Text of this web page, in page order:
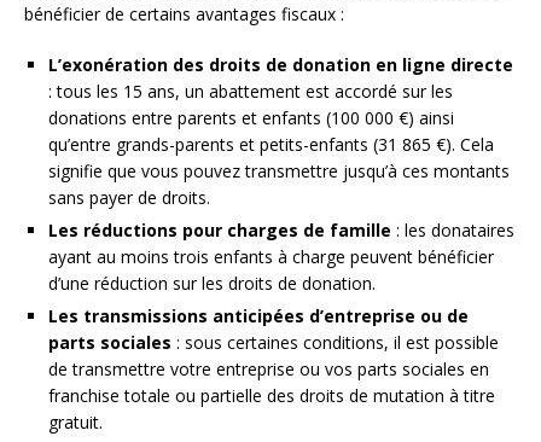
bénéficier de certains avantages fiscaux :
L’exonération des droits de donation en ligne directe
: tous les 15 ans, un abattement est accordé sur les
donations entre parents et enfants (100 000 €) ainsi
qu’entre grands-parents et petits-enfants (31 865 €). Cela
signifie que vous pouvez transmettre jusqu’à ces montants
sans payer de droits.
Les réductions pour charges de famille : les donataires
ayant au moins trois enfants à charge peuvent bénéficier
d’une réduction sur les droits de donation.
Les transmissions anticipées d’entreprise ou de
parts sociales : sous certaines conditions, il est possible
de transmettre votre entreprise ou vos parts sociales en
franchise totale ou partielle des droits de mutation à titre
gratuit.